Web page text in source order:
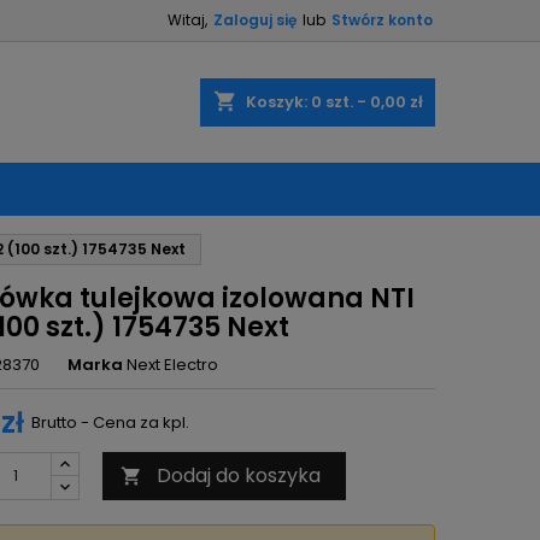
Witaj, Zaloguj się lub Stwórz konto
shopping_cart Koszyk: 0 szt. - 0,00 zł
szt.) 1754735 Next
tulejkowa izolowana NTI
szt.) 1754735 Next
Marka Next Electro
Brutto - Cena za kpl.
 Dodaj do koszyka